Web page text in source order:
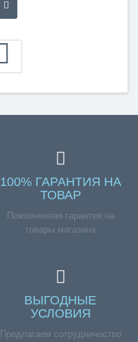
100% ГАРАНТИЯ НА
ТОВАР
Пожизненная гарантия на
товары магазина
ВЫГОДНЫЕ
УСЛОВИЯ
Предлагаем сотрудничество